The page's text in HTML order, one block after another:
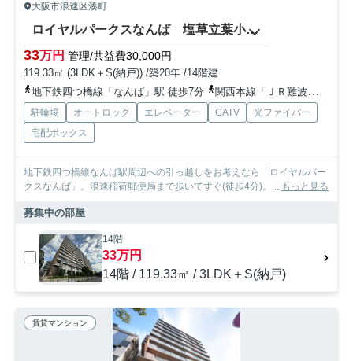
大阪市浪速区湊町
ロイヤルパークスなんば 塩草立葉小学校区
33万円 管理/共益費30,000円
119.33㎡ (3LDK＋S(納戸)) /築20年 /14階建
地下鉄四つ橋線「なんば」駅 徒歩7分
関西本線「ＪＲ難波」駅 徒歩4分
駐輪場 オートロック エレベーター CATV
光ファイバー
宅配ボックス
地下鉄四つ橋線なんば駅周辺への引っ越しをお考えなら「ロイヤルパー
クスなんば」。浪速稲荷郵便局まで歩いてすぐ(徒歩4分)。... もっと見る
募集中の部屋
14階
33万円
14階 / 119.33㎡ / 3LDK＋S(納戸)
賃貸マンション